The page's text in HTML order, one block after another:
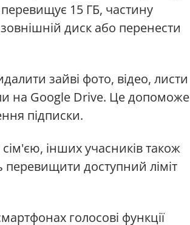
15 ГБ, частину
диск або перенести
зайві фото, відео, листи
на Google Drive. Це допоможе
підписки.
інших учасників також
доступний ліміт
голосові функції